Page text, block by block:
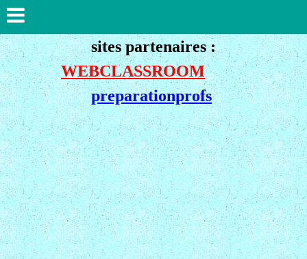
sites partenaires :
WEBCLASSROOM
preparationprofs